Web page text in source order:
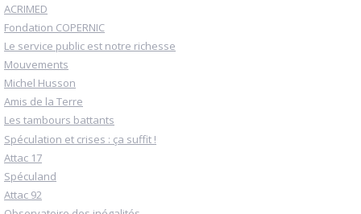
ACRIMED
Fondation COPERNIC
Le service public est notre richesse
Mouvements
Michel Husson
Amis de la Terre
Les tambours battants
Spéculation et crises : ça suffit !
Attac 17
Spéculand
Attac 92